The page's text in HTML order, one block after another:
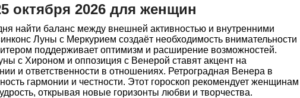
октября 2026 для женщин
найти баланс между внешней активностью и внутренними
Луны с Меркурием создаёт необходимость внимательности
поддерживает оптимизм и расширение возможностей.
с Хироном и оппозиция с Венерой ставят акцент на
и ответственности в отношениях. Ретроградная Венера в
гармонии и честности. Этот гороскоп рекомендует женщинам
открывая новые горизонты любви и творчества.